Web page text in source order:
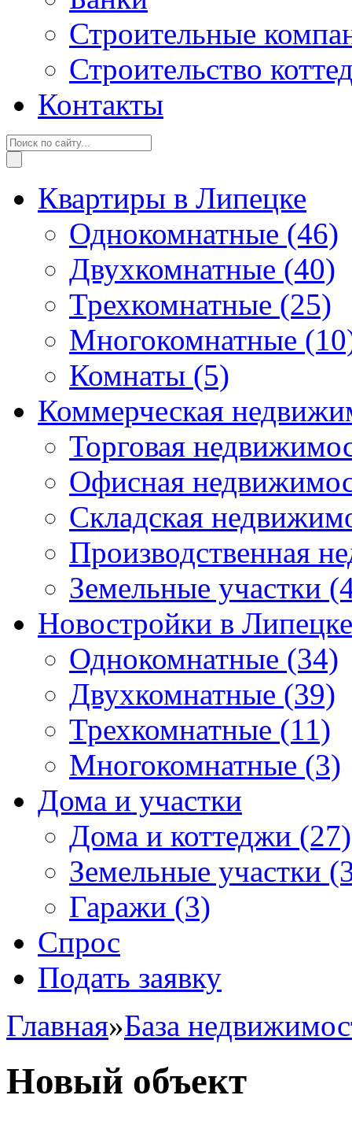
Строительные
Строительство
Контакты
Квартиры в Липецке
Однокомнатные (46)
Двухкомнатные (40)
Трехкомнатные (25)
Многокомнатные
Комнаты (5)
Коммерческая
Торговая
Офисная
Складская
Производственная
Земельные участки
Новостройки в Липецке
Однокомнатные (34)
Двухкомнатные (39)
Трехкомнатные (11)
Многокомнатные (3)
Дома и участки
Дома и коттеджи (27)
Земельные участки
Гаражи (3)
Спрос
Подать заявку
Главная»База
Новый объект